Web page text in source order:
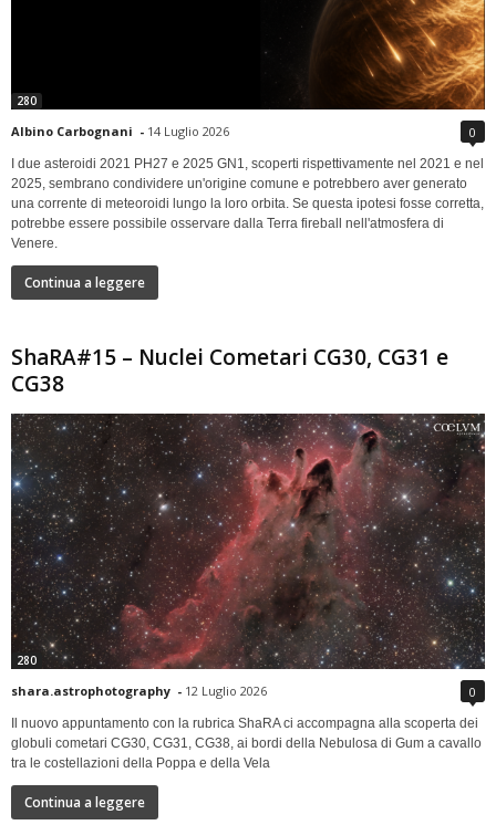
280
Albino Carbognani - 14 Luglio 2026 0
I due asteroidi 2021 PH27 e 2025 GN1, scoperti rispettivamente nel 2021 e nel
2025, sembrano condividere un'origine comune e potrebbero aver generato
una corrente di meteoroidi lungo la loro orbita. Se questa ipotesi fosse corretta,
potrebbe essere possibile osservare dalla Terra fireball nell'atmosfera di
Venere.
Continua a leggere
ShaRA#15 – Nuclei Cometari CG30, CG31 e
CG38
280
shara.astrophotography - 12 Luglio 2026 0
Il nuovo appuntamento con la rubrica ShaRA ci accompagna alla scoperta dei
globuli cometari CG30, CG31, CG38, ai bordi della Nebulosa di Gum a cavallo
tra le costellazioni della Poppa e della Vela
Continua a leggere